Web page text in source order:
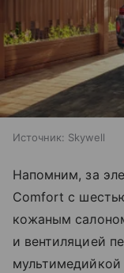
Источник: Skywell
Напомним, за
Comfort с
кожаным
и вентиляцией